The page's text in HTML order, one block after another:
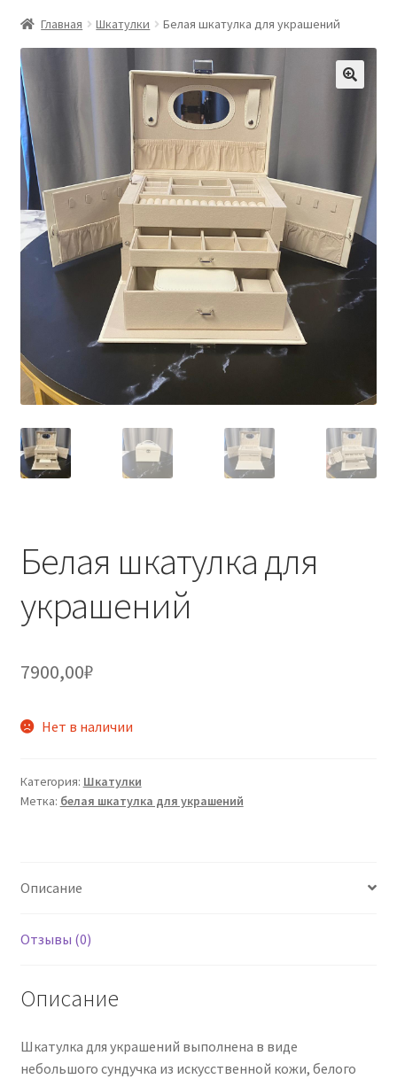
Главная Шкатулки Белая шкатулка для украшений
Белая шкатулка для
украшений
7900,00₽
Нет в наличии
Категория: Шкатулки
Метка: белая шкатулка для украшений
Описание
Отзывы (0)
Описание
Шкатулка для украшений выполнена в виде
небольшого сундучка из искусственной кожи, белого